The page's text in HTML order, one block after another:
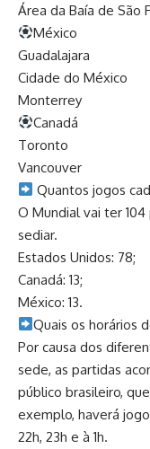
Área da Baía de São
México
Guadalajara
Cidade do México
Monterrey
Canadá
Toronto
Vancouver
Quantos jogos
O Mundial vai ter
sediar.
Estados Unidos: 78;
Canadá: 13;
México: 13.
​Quais os horários
Por causa dos
sede, as partidas
público brasileiro,
exemplo, haverá
22h, 23h e à 1h.